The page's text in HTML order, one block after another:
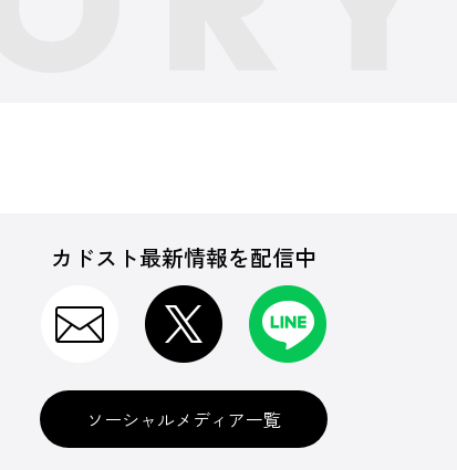
カドスト最新情報を配信中
ソーシャルメディア一覧